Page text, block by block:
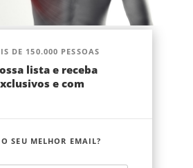
DE 150.000 PESSOAS
lista e receba
e com
SEU MELHOR EMAIL?